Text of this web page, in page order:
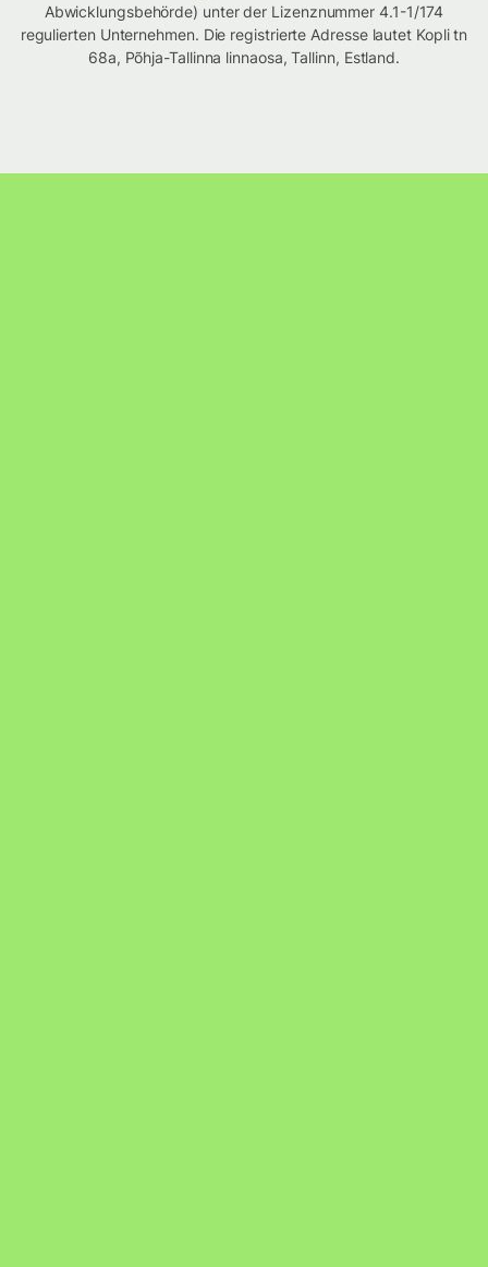
Abwicklungsbehörde) unter der Lizenznummer 4.1-1/174
regulierten Unternehmen. Die registrierte Adresse lautet Kopli tn
68a, Põhja-Tallinna linnaosa, Tallinn, Estland.